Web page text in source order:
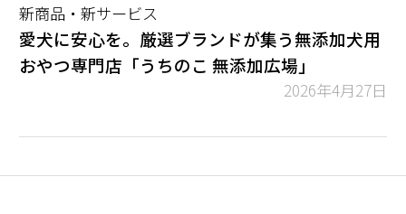
新商品・新サービス
愛犬に安心を。厳選ブランドが集う無添加犬用
おやつ専門店「うちのこ 無添加広場」
2026年4月27日